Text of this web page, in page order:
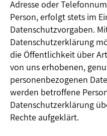
Adresse oder
Person, erfolgt stets im
Datenschutzvorgaben.
Datenschutzerklärung
die Öffentlichkeit über
von uns erhobenen,
personenbezogenen
werden betroffene
Datenschutzerklärung
Rechte aufgeklärt.